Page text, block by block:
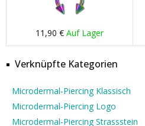
11,90 € Auf Lager
Verknüpfte Kategorien
Microdermal-Piercing Klassisch
Microdermal-Piercing Logo
Microdermal-Piercing Strassstein